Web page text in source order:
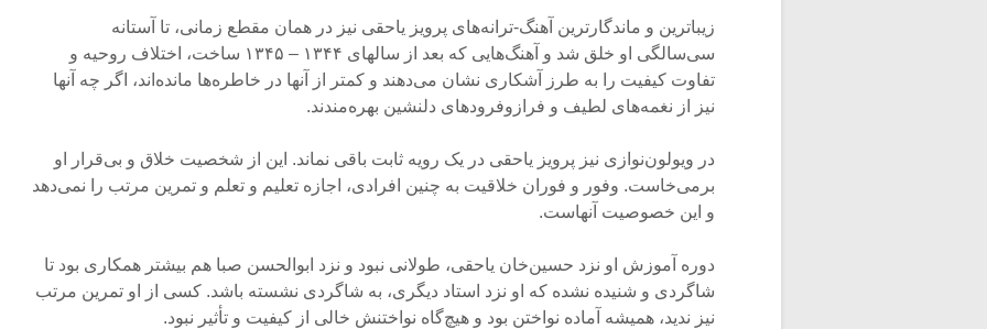
زیباترین و ماندگارترین آهنگ-ترانه‌های پرویز یاحقی نیز در همان مقطع زمانی، تا آستانه
سی‌سالگی او خلق شد و آهنگ‌هایی که بعد از سالهای ۱۳۴۴ – ۱۳۴۵ ساخت، اختلاف روحیه و
تفاوت کیفیت را به طرز آشکاری نشان می‌دهند و کمتر از آنها در خاطره‌ها مانده‌اند، اگر چه آنها
نیز از نغمه‌های لطیف و فرازوفرودهای دلنشین بهره‌مندند.
در ویولون‌نوازی نیز پرویز یاحقی در یک رویه ثابت باقی نماند. این از شخصیت‌ خلاق و بی‌قرار او
برمی‌خاست. وفور و فوران خلاقیت به چنین افرادی، اجازه تعلیم و تعلم و تمرین مرتب را نمی‌دهد
و این خصوصیت آنهاست.
دوره آموزش او نزد حسین‌خان یاحقی، طولانی نبود و نزد ابوالحسن صبا هم بیشتر همکاری بود تا
شاگردی و شنیده نشده که او نزد استاد دیگری، به شاگردی نشسته باشد. کسی از او تمرین مرتب
نیز ندید، همیشه آماده نواختن بود و هیچ‌گاه نواختنش خالی از کیفیت و تأثیر نبود.